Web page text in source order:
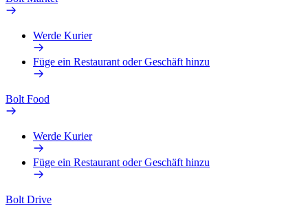
Werde Kurier
Füge ein Restaurant oder Geschäft hinzu
Bolt Food
Werde Kurier
Füge ein Restaurant oder Geschäft hinzu
Bolt Drive